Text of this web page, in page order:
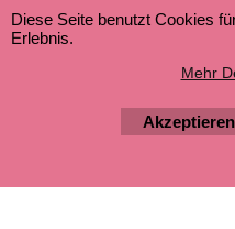
Diese Seite benutzt Cookies
Erlebnis.
Mehr
Akzeptieren